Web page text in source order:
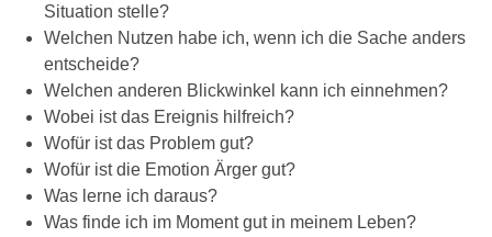
Situation stelle?
Welchen Nutzen habe ich, wenn ich die Sache anders
entscheide?
Welchen anderen Blickwinkel kann ich einnehmen?
Wobei ist das Ereignis hilfreich?
Wofür ist das Problem gut?
Wofür ist die Emotion Ärger gut?
Was lerne ich daraus?
Was finde ich im Moment gut in meinem Leben?